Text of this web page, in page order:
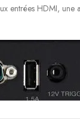
entrées HDMI, une